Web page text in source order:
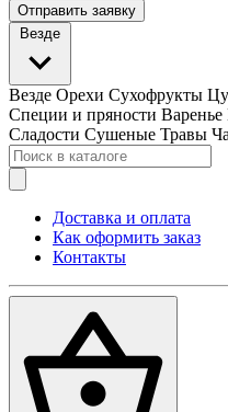
Отправить заявку
Везде
Везде Орехи Сухофрукты
Специи и пряности Варенье
Сладости Сушеные Травы
Доставка и оплата
Как оформить заказ
Контакты